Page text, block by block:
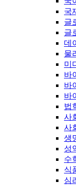
국
글
글
데
물
미
바
바
바
법
사
사
생
성
수
식
심